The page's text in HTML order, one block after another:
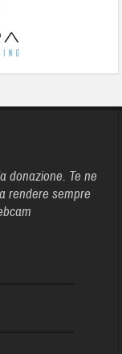
donazione. Te ne
rendere sempre